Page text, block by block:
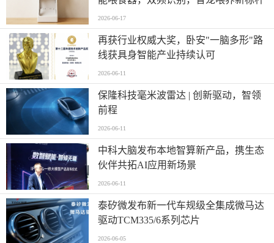
2026-06-17
再获行业权威大奖，卧安"一脑多形"路
线获具身智能产业持续认可
2026-06-11
保隆科技毫米波雷达 | 创新驱动，智领
前程
2026-06-11
中科大脑发布本地智算新产品，携生态
伙伴共拓AI应用新场景
2026-06-11
泰矽微发布新一代车规级全集成微马达
驱动TCM335/6系列芯片
2026-06-05